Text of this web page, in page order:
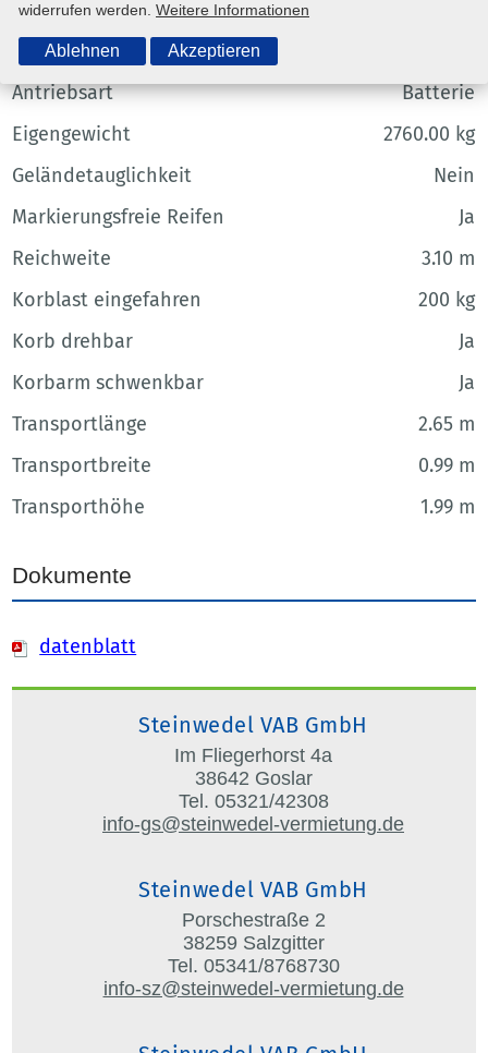
Arbeitshöhe
Antriebsart
Batterie
Eigengewicht
2760.00 kg
Geländetauglichkeit
Nein
Markierungsfreie Reifen
Ja
Reichweite
3.10 m
Korblast eingefahren
200 kg
Korb drehbar
Ja
Korbarm schwenkbar
Ja
Transportlänge
2.65 m
Transportbreite
0.99 m
Transporthöhe
1.99 m
Dokumente
datenblatt
Steinwedel VAB GmbH
Im Fliegerhorst 4a
38642 Goslar
Tel. 05321/42308
info-gs@steinwedel-vermietung.de
Steinwedel VAB GmbH
Porschestraße 2
38259 Salzgitter
Tel. 05341/8768730
info-sz@steinwedel-vermietung.de
widerrufen werden. Weitere Informationen
Ablehnen Akzeptieren